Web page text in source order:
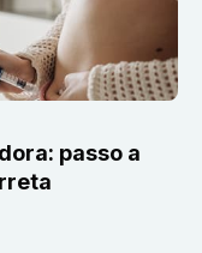
passo a